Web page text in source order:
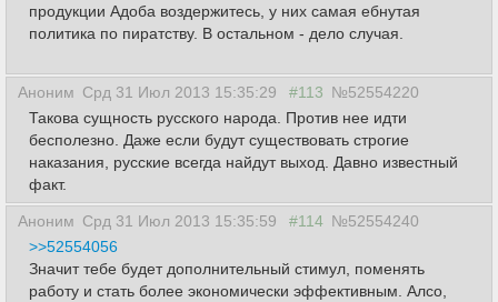
продукции Адоба воздержитесь, у них самая ебнутая
политика по пиратству. В остальном - дело случая.
Аноним Срд 31 Июл 2013 15:35:29 #113 №52554220
Такова сущность русского народа. Против нее идти
бесполезно. Даже если будут существовать строгие
наказания, русские всегда найдут выход. Давно известный
факт.
Аноним Срд 31 Июл 2013 15:35:59 #114 №52554240
>>52554056
Значит тебе будет дополнительный стимул, поменять
работу и стать более экономически эффективным. Алсо,